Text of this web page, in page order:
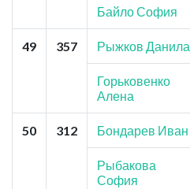
Байло София
49 357 Рыжков Данила
Горьковенко
Алена
50 312 Бондарев Иван
Рыбакова
София